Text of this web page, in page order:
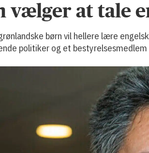
vælger at tale
børn vil hellere lære
politiker og et